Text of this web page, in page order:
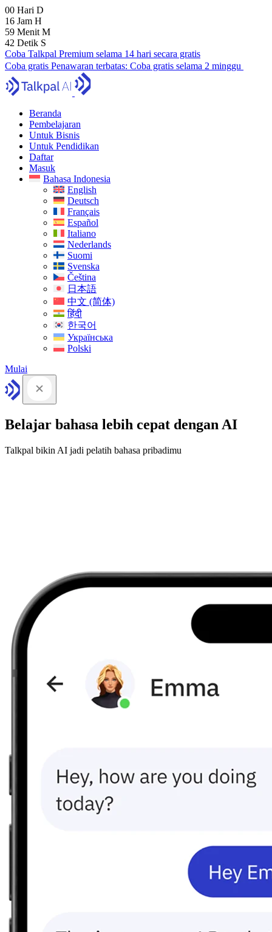
00 Hari D
16 Jam H
59 Menit M
41 Detik S
Coba Talkpal Premium selama 14 hari secara gratis
Coba gratis Penawaran terbatas: Coba gratis selama 2 minggu
Beranda
Pembelajaran
Untuk Bisnis
Untuk Pendidikan
Daftar
Masuk
Bahasa Indonesia
English
Deutsch
Français
Español
Italiano
Nederlands
Suomi
Svenska
Čeština
日本語
中文 (简体)
हिंदी
한국어
Українська
Polski
Mulai
Belajar bahasa lebih cepat dengan AI
Talkpal bikin AI jadi pelatih bahasa pribadimu